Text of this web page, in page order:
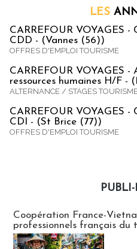
LES
CARREFOUR VOYAGES -
CDD - (Vannes (56))
OFFRES D'EMPLOI TOURISME
CARREFOUR VOYAGES
ressources humaines H/F -
ALTERNANCE / STAGES TOURISME
CARREFOUR VOYAGES -
CDI - (St Brice (77))
OFFRES D'EMPLOI TOURISME
Coopération France-
professionnels français du